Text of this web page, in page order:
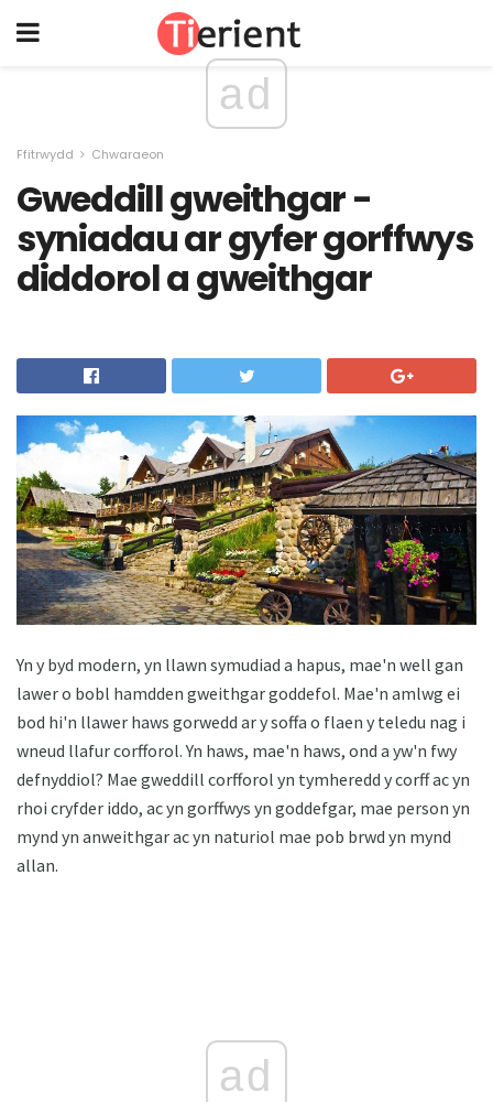
ad
Ffitrwydd Chwaraeon
Gweddill gweithgar -
syniadau ar gyfer gorffwys
diddorol a gweithgar
Yn y byd modern, yn llawn symudiad a hapus, mae'n well gan
lawer o bobl hamdden gweithgar goddefol. Mae'n amlwg ei
bod hi'n llawer haws gorwedd ar y soffa o flaen y teledu nag i
wneud llafur corfforol. Yn haws, mae'n haws, ond a yw'n fwy
defnyddiol? Mae gweddill corfforol yn tymheredd y corff ac yn
rhoi cryfder iddo, ac yn gorffwys yn goddefgar, mae person yn
mynd yn anweithgar ac yn naturiol mae pob brwd yn mynd
allan.
ad